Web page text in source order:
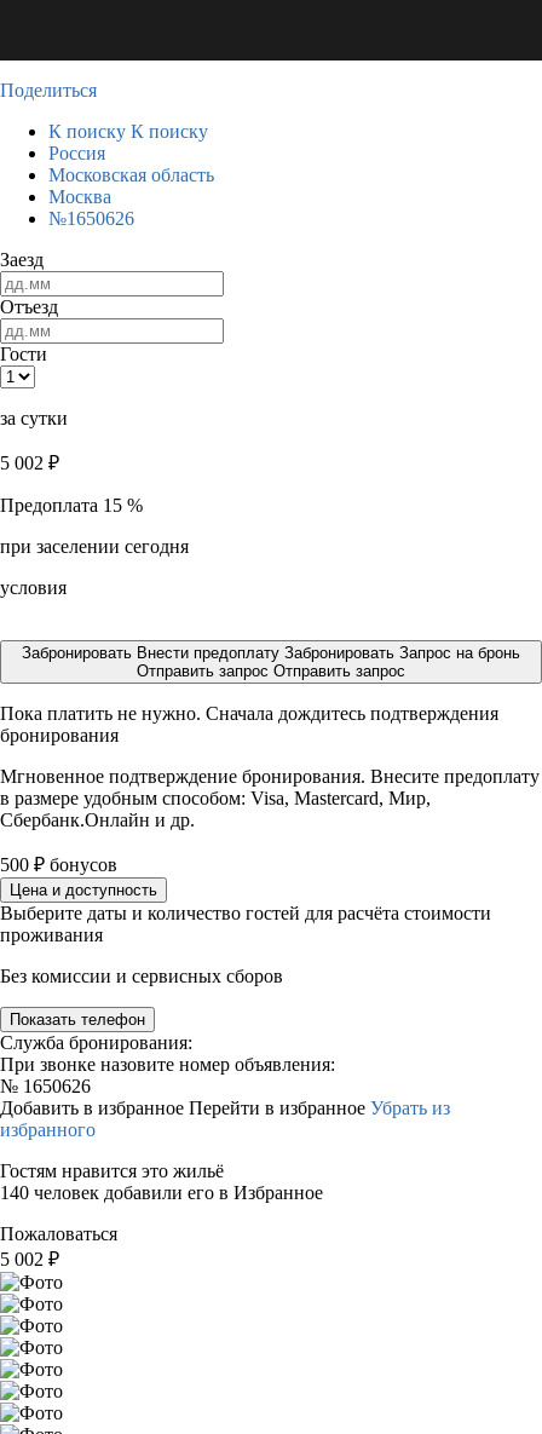
Поделиться
К поиску К поиску
Россия
Московская область
Москва
№1650626
Заезд
Отъезд
Гости
за сутки
5 002 ₽
Предоплата 15 %
при заселении сегодня
условия
Забронировать Внести предоплату Забронировать Запрос на бронь
Отправить запрос Отправить запрос
Пока платить не нужно. Сначала дождитесь подтверждения
бронирования
Мгновенное подтверждение бронирования. Внесите предоплату
в размере удобным способом: Visa, Mastercard, Мир,
Сбербанк.Онлайн и др.
500 ₽ бонусов
Цена и доступность
Выберите даты и количество гостей для расчёта стоимости
проживания
Без комиссии и сервисных сборов
Показать телефон
Служба бронирования:
При звонке назовите номер объявления:
№ 1650626
Добавить в избранное Перейти в избранное Убрать из
избранного
Гостям нравится это жильё
140 человек добавили его в Избранное
Пожаловаться
5 002 ₽